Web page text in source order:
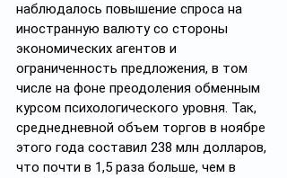
наблюдалось повышение спроса на
иностранную валюту со стороны
экономических агентов и
ограниченность предложения, в том
числе на фоне преодоления обменным
курсом психологического уровня. Так,
среднедневной объем торгов в ноябре
этого года составил 238 млн долларов,
что почти в 1,5 раза больше, чем в